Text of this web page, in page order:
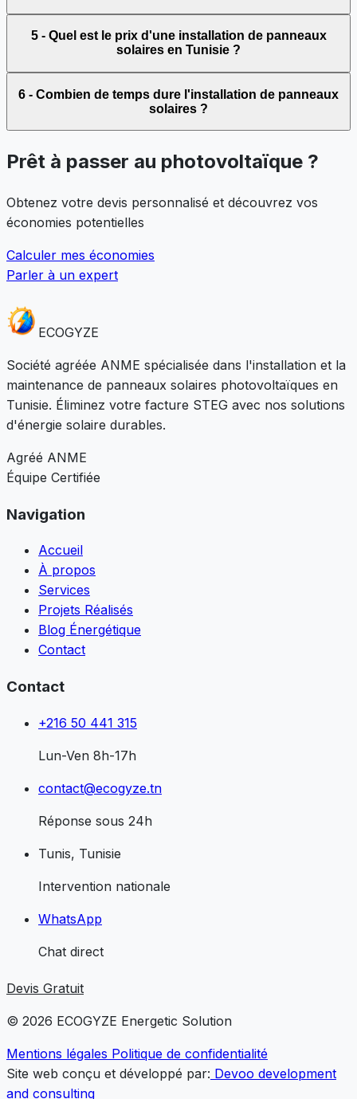
5 - Quel est le prix d'une installation de panneaux
solaires en Tunisie ?
6 - Combien de temps dure l'installation de panneaux
solaires ?
Prêt à passer au photovoltaïque ?
Obtenez votre devis personnalisé et découvrez vos
économies potentielles
Calculer mes économies
Parler à un expert
ECOGYZE
Société agréée ANME spécialisée dans l'installation et la
maintenance de panneaux solaires photovoltaïques en
Tunisie. Éliminez votre facture STEG avec nos solutions
d'énergie solaire durables.
Agréé ANME
Équipe Certifiée
Navigation
Accueil
À propos
Services
Projets Réalisés
Blog Énergétique
Contact
Contact
+216 50 441 315
Lun-Ven 8h-17h
contact@ecogyze.tn
Réponse sous 24h
Tunis, Tunisie
Intervention nationale
WhatsApp
Chat direct
Devis Gratuit
© 2026 ECOGYZE Energetic Solution
Mentions légales Politique de confidentialité
Site web conçu et développé par: Devoo development
and consulting